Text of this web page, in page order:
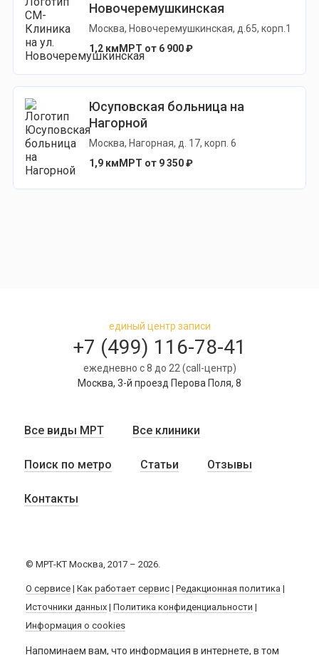
Новочеремушкинская
Москва, Новочеремушкинская, д.65, корп.1
1,2 км МРТ от 6 900 ₽
Юсуповская больница на
Нагорной
Москва, Нагорная, д. 17, корп. 6
1,9 км МРТ от 9 350 ₽
единый центр записи
+7 (499) 116-78-41
ежедневно с 8 до 22 (call-центр)
Москва, 3-й проезд Перова Поля, 8
Все виды МРТ Все клиники
Поиск по метро Статьи Отзывы
Контакты
© МРТ-КТ Москва, 2017 – 2026.
О сервисе| Как работает сервис| Редакционная политика |
Источники данных| Политика конфиденциальности |
Информация о cookies
Напоминаем вам, что информация в интернете, в том